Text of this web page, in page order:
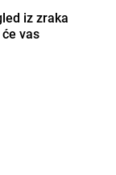
iz zraka
vas